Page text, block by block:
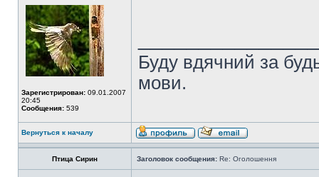
Зарегистрирован: 09.01.2007
20:45
Сообщения: 539
Буду вдячний за
мови.
Вернуться к началу
Птица Сирин Заголовок сообщения: Re: Оголошення